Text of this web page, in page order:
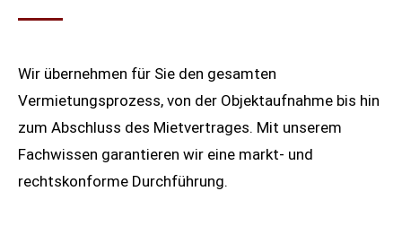
Wir übernehmen für Sie den gesamten
Vermietungsprozess, von der Objektaufnahme bis hin
zum Abschluss des Mietvertrages. Mit unserem
Fachwissen garantieren wir eine markt- und
rechtskonforme Durchführung.